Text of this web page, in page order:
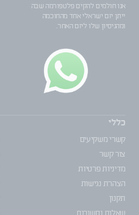
אנו חולמים להקים פלטפורמה שבה
ייתן יזם ישראלי אחד מהחוכמה
ומהניסיון שלו ליזם האחר.
כללי
קשרי משקיעים
צור קשר
מדיניות פרטיות
הצהרת נגישות
תקנון